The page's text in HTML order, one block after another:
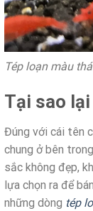
Tép loạn màu
Tại sao
Đúng với cái tên
chung ở bên
sắc không đẹp,
lựa chọn ra để
những dòng tép